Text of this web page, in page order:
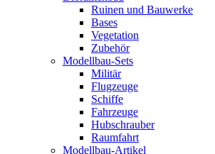
Ruinen und Bauwerke
Bases
Vegetation
Zubehör
Modellbau-Sets
Militär
Flugzeuge
Schiffe
Fahrzeuge
Hubschrauber
Raumfahrt
Modellbau-Artikel